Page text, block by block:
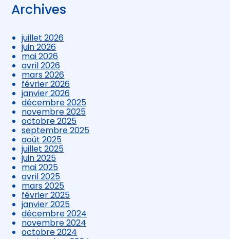
Archives
juillet 2026
juin 2026
mai 2026
avril 2026
mars 2026
février 2026
janvier 2026
décembre 2025
novembre 2025
octobre 2025
septembre 2025
août 2025
juillet 2025
juin 2025
mai 2025
avril 2025
mars 2025
février 2025
janvier 2025
décembre 2024
novembre 2024
octobre 2024